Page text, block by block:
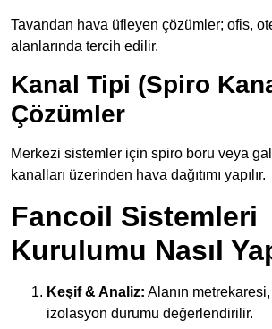
Tavandan hava üfleyen çözümler; ofis,
alanlarında tercih edilir.
Kanal Tipi (Spiro
Çözümler
Merkezi sistemler için spiro boru veya
kanalları üzerinden hava dağıtımı yapılır.
Fancoil Sistemleri
Kurulumu Nasıl
Keşif & Analiz: Alanın
izolasyon durumu değerlendirilir.